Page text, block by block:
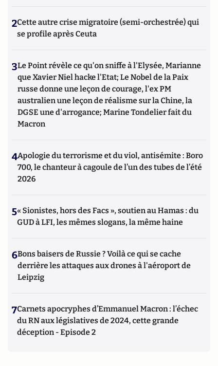
2Cette autre crise migratoire (semi-orchestrée) qui
se profile après Ceuta
3Le Point révèle ce qu'on sniffe à l'Elysée, Marianne
que Xavier Niel hacke l'Etat; Le Nobel de la Paix
russe donne une leçon de courage, l'ex PM
australien une leçon de réalisme sur la Chine, la
DGSE une d'arrogance; Marine Tondelier fait du
Macron
4Apologie du terrorisme et du viol, antisémite : Boro
700, le chanteur à cagoule de l’un des tubes de l’été
2026
5« Sionistes, hors des Facs », soutien au Hamas : du
GUD à LFI, les mêmes slogans, la même haine
6Bons baisers de Russie ? Voilà ce qui se cache
derrière les attaques aux drones à l'aéroport de
Leipzig
7Carnets apocryphes d’Emmanuel Macron : l’échec
du RN aux législatives de 2024, cette grande
déception - Episode 2